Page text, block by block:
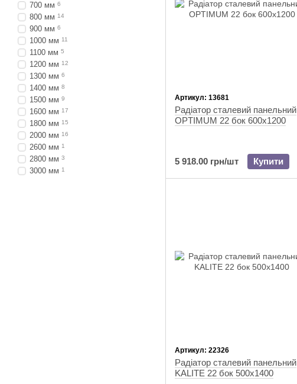
Артикул: 13681
Радіатор сталевий панельний
OPTIMUM 22 бок 600х1200
5 918.00 грн/шт Купити
Артикул: 22326
Радіатор сталевий панельний
KALITE 22 бок 500х1400
700 мм 6
800 мм 14
900 мм 6
1000 мм 11
1100 мм 5
1200 мм 12
1300 мм 6
1400 мм 8
1500 мм 9
1600 мм 17
1800 мм 15
2000 мм 16
2600 мм 1
2800 мм 3
3000 мм 1